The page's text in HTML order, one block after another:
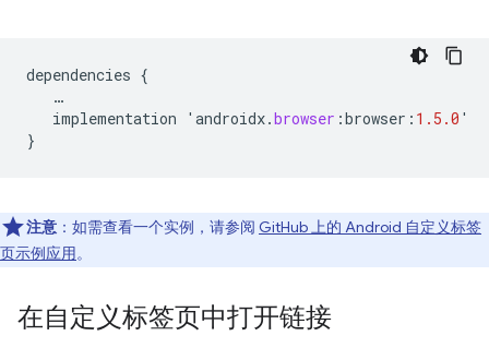
dependencies {
…
implementation
' androidx.browser :browser : 1.5.0 '
}
注意 ：如需查看一个实例，请参阅 GitHub 上的 Android 自定义标签
页示例应用。
在自定义标签页中打开链接